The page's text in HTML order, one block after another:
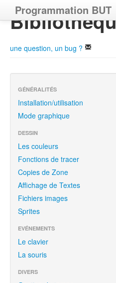
Programmation BUT
une question, un bug ?
GÉNÉRALITÉS
Installation/utilisation
Mode graphique
DESSIN
Les couleurs
Fonctions de tracer
Copies de Zone
Affichage de Textes
Fichiers images
Sprites
EVÉNEMENTS
Le clavier
La souris
DIVERS